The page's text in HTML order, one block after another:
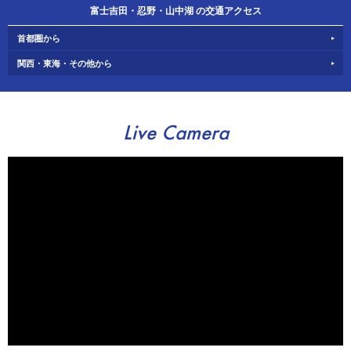
富士吉田・忍野・山中湖 の交通アクセス
首都圏から
関西・東海・その他から
Live Camera